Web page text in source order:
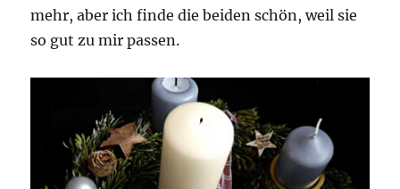
mehr, aber ich finde die beiden schön, weil sie
so gut zu mir passen.